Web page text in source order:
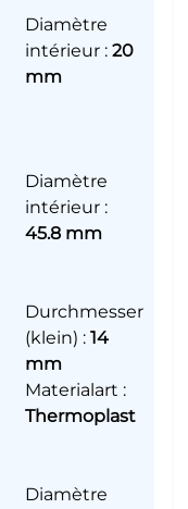
Diamètre
intérieur : 20
mm
Diamètre
intérieur :
45.8 mm
Durchmesser
(klein) : 14
mm
Materialart :
Thermoplast
Diamètre